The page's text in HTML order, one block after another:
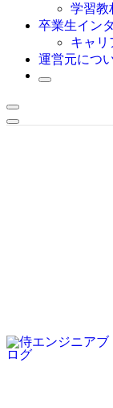
学習教
卒業生イン
キャリ
運営元につ